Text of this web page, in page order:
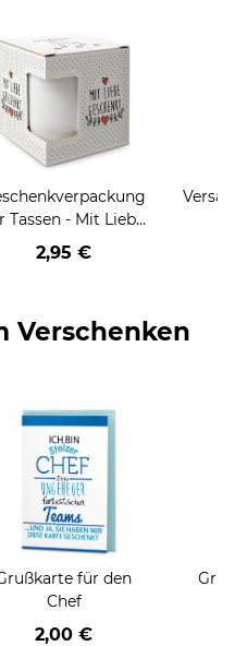
Tassen - Mit Liebe
geschenkt
2,95 €
Verschenken
für den
Chef
2,00 €